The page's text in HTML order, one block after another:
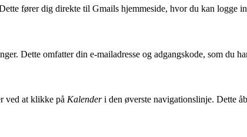
fører dig direkte til Gmails hjemmeside, hvor du kan logge
Dette omfatter din e-mailadresse og adgangskode, som du
ved at klikke på Kalenderi den øverste navigationslinje. Dette